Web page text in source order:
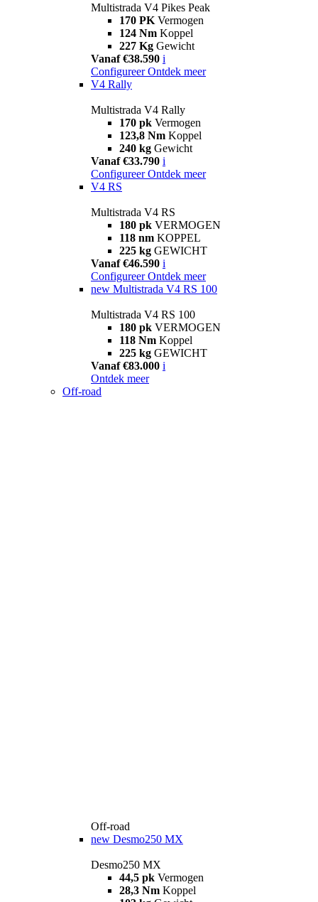
Multistrada V4 Pikes Peak
170 PK Vermogen
124 Nm Koppel
227 Kg Gewicht
Vanaf €38.590 i
Configureer Ontdek meer
V4 Rally
Multistrada V4 Rally
170 pk Vermogen
123,8 Nm Koppel
240 kg Gewicht
Vanaf €33.790 i
Configureer Ontdek meer
V4 RS
Multistrada V4 RS
180 pk VERMOGEN
118 nm KOPPEL
225 kg GEWICHT
Vanaf €46.590 i
Configureer Ontdek meer
new Multistrada V4 RS 100
Multistrada V4 RS 100
180 pk VERMOGEN
118 Nm Koppel
225 kg GEWICHT
Vanaf €83.000 i
Ontdek meer
Off-road
Off-road
new Desmo250 MX
Desmo250 MX
44,5 pk Vermogen
28,3 Nm Koppel